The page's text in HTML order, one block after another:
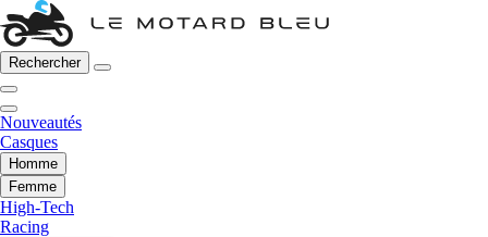
Rechercher
Nouveautés
Casques
Homme
Femme
High-Tech
Racing